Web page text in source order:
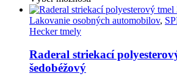
na
stránke
produktu.
produkt
má
Možnosti
Lakovanie osobných automobilov,
Hecker tmely
Raderal striekací
šedobéžový